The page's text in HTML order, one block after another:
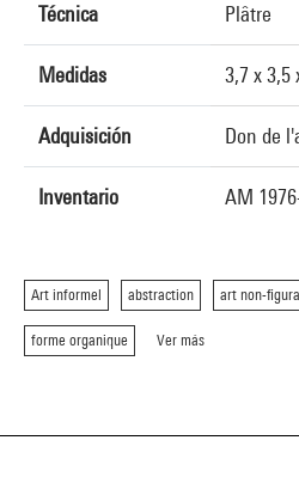
Técnica Plâtre
Medidas 3,7 x 3,5
Adquisición Don de
Inventario AM
Art informel abstraction art non-
forme organique Ver más